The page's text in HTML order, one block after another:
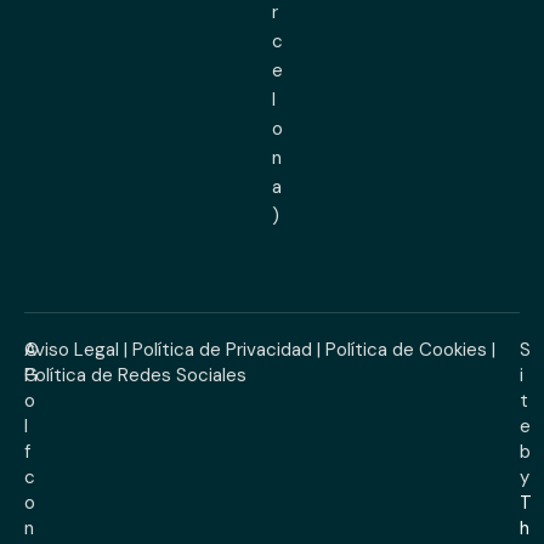
r
c
e
l
o
n
a
)
©
G
o
l
f
c
o
n
Aviso Legal | Política de Privacidad | Política de Cookies |
Política de Redes Sociales
S
i
t
e
b
y
T
h